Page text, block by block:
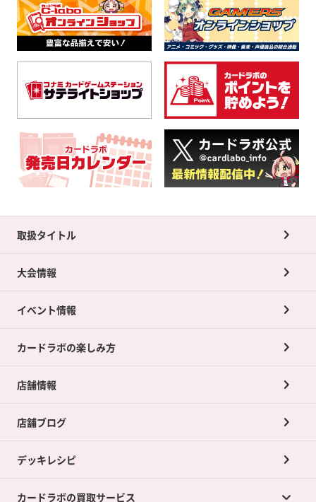
取扱タイトル
大会情報
イベント情報
カードラボの楽しみ方
店舗情報
店舗ブログ
デッキレシピ
カードラボの買取サービス